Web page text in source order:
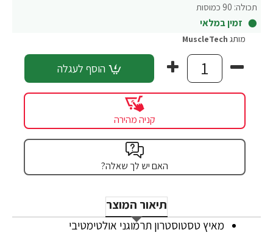
תכולה: 90 כמוסות
זמין במלאי
מותג MuscleTech
הוסף לעגלה
קניה מהירה
האם יש לך שאלה?
תיאור המוצר
מאיץ טסטוסטרון תרמוגני אולטימטיבי